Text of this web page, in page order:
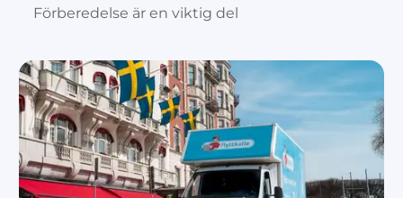
Förberedelse är en viktig del